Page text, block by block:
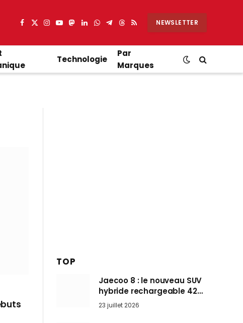
Facebook
X
Instagram
YouTube
Mastodon
LinkedIn
WhatsApp
Partager
Telegram
Threads
RSS NEWSLETTER
Technologie
Par
Marques
TOP
Jaecoo 8 : le nouveau SUV
hybride rechargeable 428
ch qui vise l’Audi Q7 arrive
en Europe cet automne
23 juillet 2026